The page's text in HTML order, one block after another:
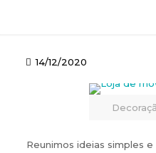
14/12/2020
Reunimos ideias simples